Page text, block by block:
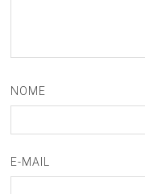
NOME
E-MAIL